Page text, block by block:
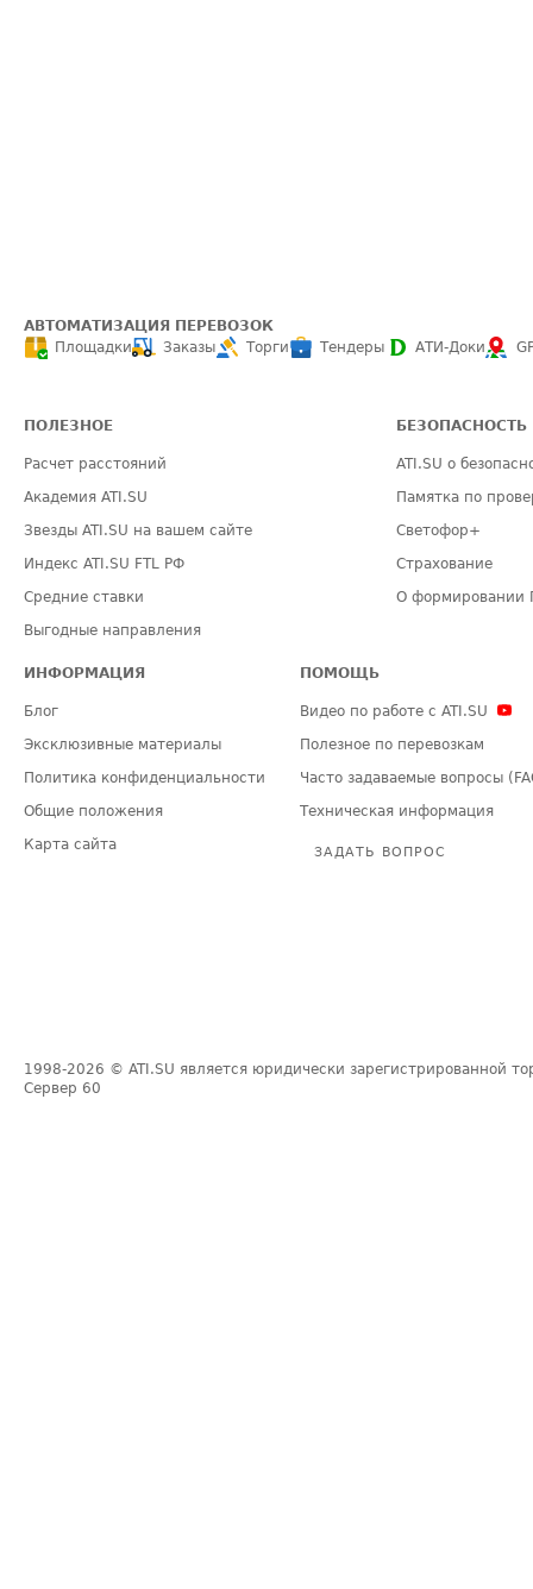
АВТОМАТИЗАЦИЯ ПЕРЕВОЗОК
Площадки
Заказы Торги Тендеры АТИ-Доки
ПОЛЕЗНОЕ
Расчет расстояний
Академия ATI.SU
Звезды ATI.SU на вашем сайте
Индекс ATI.SU FTL РФ
Средние ставки
Выгодные направления
БЕЗОПАСНОСТЬ
ATI.SU о
Памятка по
Светофор+
Страхование
О формировании
ИНФОРМАЦИЯ
Блог
Эксклюзивные материалы
Политика конфиденциальности
Общие положения
Карта сайта
ПОМОЩЬ
Видео по работе с ATI.SU
Полезное по перевозкам
Часто задаваемые вопросы
Техническая информация
ЗАДАТЬ ВОПРОС
1998-2026 © ATI.SU является юридически зарегистрированной
Сервер 60